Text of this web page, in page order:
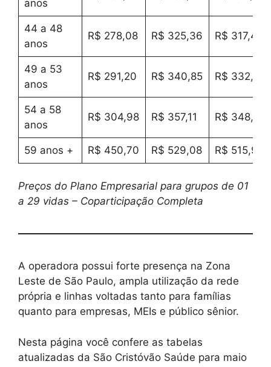
anos
44 a 48
anos
R$ 278,08 R$ 325,36 R$ 317,46
49 a 53
anos
R$ 291,20 R$ 340,85 R$ 332,55
54 a 58
anos
R$ 304,98 R$ 357,11 R$ 348,40
59 anos + R$ 450,70 R$ 529,08 R$ 515,98
Preços do Plano Empresarial para grupos de 01
a 29 vidas – Coparticipação Completa
A operadora possui forte presença na Zona
Leste de São Paulo, ampla utilização da rede
própria e linhas voltadas tanto para famílias
quanto para empresas, MEIs e público sênior.
Nesta página você confere as tabelas
atualizadas da São Cristóvão Saúde para maio